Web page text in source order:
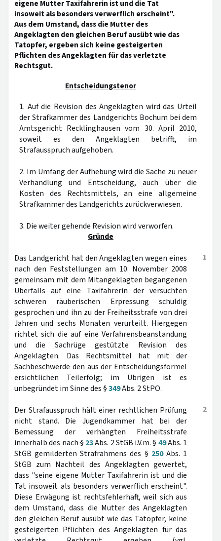
eigene Mutter Taxifahrerin ist und die Tat
insoweit als besonders verwerflich erscheint".
Aus dem Umstand, dass die Mutter des
Angeklagten den gleichen Beruf ausübt wie das
Tatopfer, ergeben sich keine gesteigerten
Pflichten des Angeklagten für das verletzte
Rechtsgut.
Entscheidungstenor
1. Auf die Revision des Angeklagten wird das Urteil
der Strafkammer des Landgerichts Bochum bei dem
Amtsgericht Recklinghausen vom 30. April 2010,
soweit es den Angeklagten betrifft, im
Strafausspruch aufgehoben.
2. Im Umfang der Aufhebung wird die Sache zu neuer
Verhandlung und Entscheidung, auch über die
Kosten des Rechtsmittels, an eine allgemeine
Strafkammer des Landgerichts zurückverwiesen.
3. Die weiter gehende Revision wird verworfen.
Gründe
1
Das Landgericht hat den Angeklagten wegen eines
nach den Feststellungen am 10. November 2008
gemeinsam mit dem Mitangeklagten begangenen
Überfalls auf eine Taxifahrerin der versuchten
schweren räuberischen Erpressung schuldig
gesprochen und ihn zu der Freiheitsstrafe von drei
Jahren und sechs Monaten verurteilt. Hiergegen
richtet sich die auf eine Verfahrensbeanstandung
und die Sachrüge gestützte Revision des
Angeklagten. Das Rechtsmittel hat mit der
Sachbeschwerde den aus der Entscheidungsformel
ersichtlichen Teilerfolg; im Übrigen ist es
unbegründet im Sinne des §349Abs. 2 StPO.
2
Der Strafausspruch hält einer rechtlichen Prüfung
nicht stand. Die Jugendkammer hat bei der
Bemessung der verhängten Freiheitsstrafe
innerhalb des nach § 23Abs. 2 StGB i.V.m. § 49Abs. 1
StGB gemilderten Strafrahmens des § 250Abs. 1
StGB zum Nachteil des Angeklagten gewertet,
dass "seine eigene Mutter Taxifahrerin ist und die
Tat insoweit als besonders verwerflich erscheint".
Diese Erwägung ist rechtsfehlerhaft, weil sich aus
dem Umstand, dass die Mutter des Angeklagten
den gleichen Beruf ausübt wie das Tatopfer, keine
gesteigerten Pflichten des Angeklagten für das